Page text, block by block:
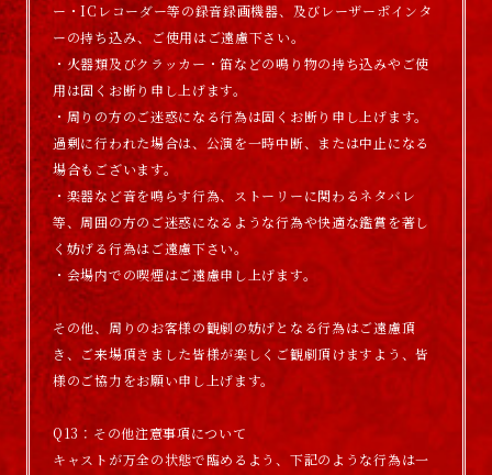
ー・ICレコーダー等の録音録画機器、及びレーザーポインタ
ーの持ち込み、ご使用はご遠慮下さい。
・火器類及びクラッカー・笛などの鳴り物の持ち込みやご使
用は固くお断り申し上げます。
・周りの方のご迷惑になる行為は固くお断り申し上げます。
過剰に行われた場合は、公演を一時中断、または中止になる
場合もございます。
・楽器など音を鳴らす行為、ストーリーに関わるネタバレ
等、周囲の方のご迷惑になるような行為や快適な鑑賞を著し
く妨げる行為はご遠慮下さい。
・会場内での喫煙はご遠慮申し上げます。
その他、周りのお客様の観劇の妨げとなる行為はご遠慮頂
き、ご来場頂きました皆様が楽しくご観劇頂けますよう、皆
様のご協力をお願い申し上げます。
Q13：その他注意事項について
キャストが万全の状態で臨めるよう、下記のような行為は一